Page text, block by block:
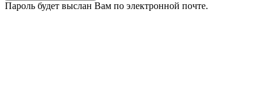
Пароль будет выслан Вам по электронной почте.